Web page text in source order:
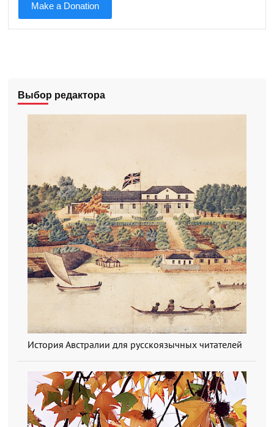
Make a Donation
Выбор редактора
История Австралии для русскоязычных читателей